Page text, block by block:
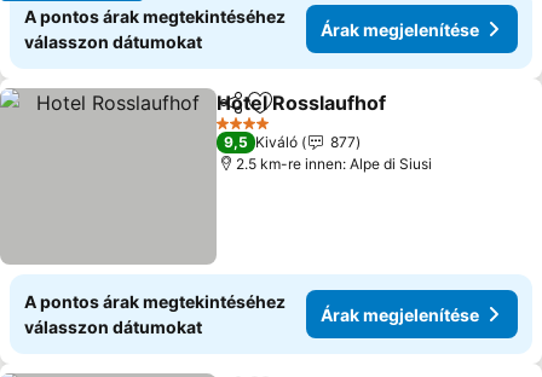
A pontos árak megtekintéséhez
válasszon dátumokat
Árak megjelenítése
Megosztás
Hozzáadás a kedvencekhez
Hotel Rosslaufhof
4 Kategória
9,5 Kiváló
877
2.5 km-re innen: Alpe di Siusi
A pontos árak megtekintéséhez
válasszon dátumokat
Árak megjelenítése